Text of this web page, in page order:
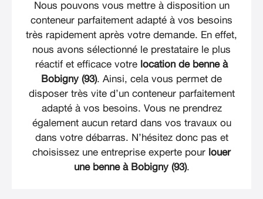
Nous pouvons vous mettre à disposition un
conteneur parfaitement adapté à vos besoins
très rapidement après votre demande. En effet,
nous avons sélectionné le prestataire le plus
réactif et efficace votre location de benne à
Bobigny (93). Ainsi, cela vous permet de
disposer très vite d’un conteneur parfaitement
adapté à vos besoins. Vous ne prendrez
également aucun retard dans vos travaux ou
dans votre débarras. N’hésitez donc pas et
choisissez une entreprise experte pour louer
une benne à Bobigny (93).